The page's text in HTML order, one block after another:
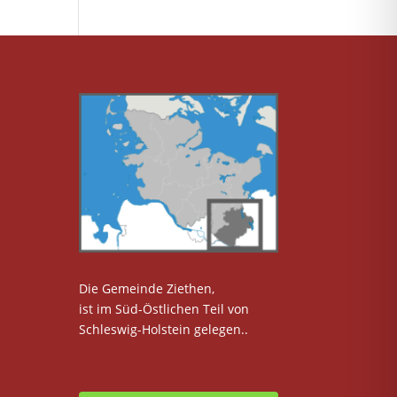
Die Gemeinde Ziethen,
ist im Süd-Östlichen Teil von
Schleswig-Holstein gelegen..